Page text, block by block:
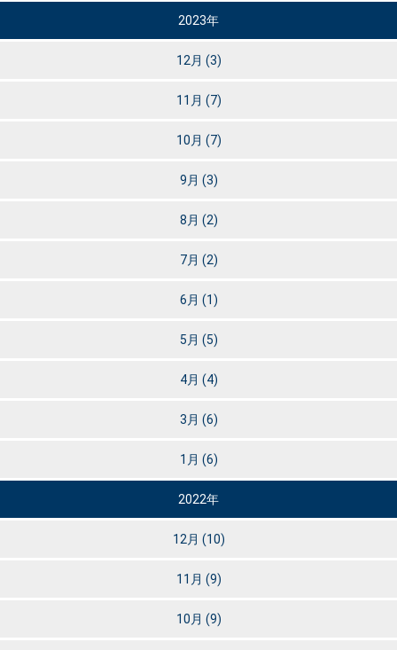
2023年
12月 (3)
11月 (7)
10月 (7)
9月 (3)
8月 (2)
7月 (2)
6月 (1)
5月 (5)
4月 (4)
3月 (6)
1月 (6)
2022年
12月 (10)
11月 (9)
10月 (9)